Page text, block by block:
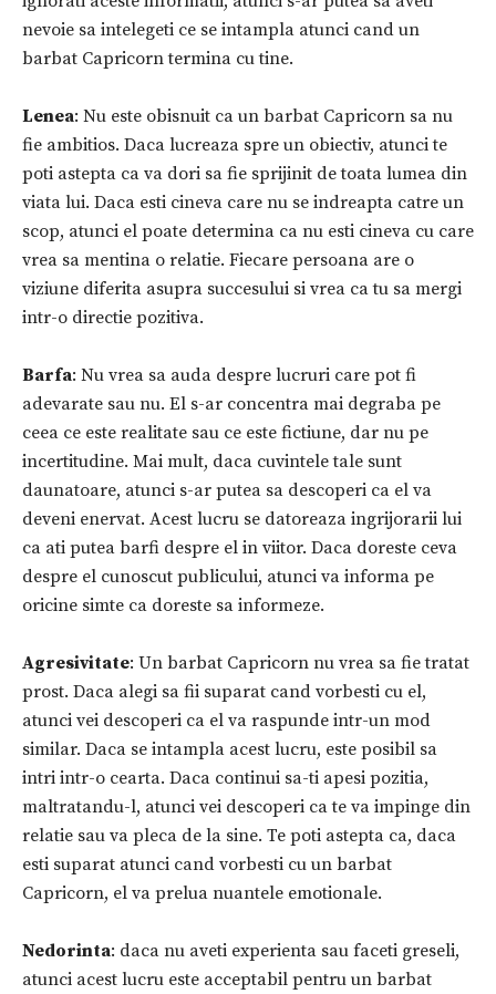
nevoie sa intelegeti ce se intampla atunci cand un
barbat Capricorn termina cu tine.
Lenea: Nu este obisnuit ca un barbat Capricorn sa nu
fie ambitios. Daca lucreaza spre un obiectiv, atunci te
poti astepta ca va dori sa fie sprijinit de toata lumea din
viata lui. Daca esti cineva care nu se indreapta catre un
scop, atunci el poate determina ca nu esti cineva cu care
vrea sa mentina o relatie. Fiecare persoana are o
viziune diferita asupra succesului si vrea ca tu sa mergi
intr-o directie pozitiva.
Barfa: Nu vrea sa auda despre lucruri care pot fi
adevarate sau nu. El s-ar concentra mai degraba pe
ceea ce este realitate sau ce este fictiune, dar nu pe
incertitudine. Mai mult, daca cuvintele tale sunt
daunatoare, atunci s-ar putea sa descoperi ca el va
deveni enervat. Acest lucru se datoreaza ingrijorarii lui
ca ati putea barfi despre el in viitor. Daca doreste ceva
despre el cunoscut publicului, atunci va informa pe
oricine simte ca doreste sa informeze.
Agresivitate: Un barbat Capricorn nu vrea sa fie tratat
prost. Daca alegi sa fii suparat cand vorbesti cu el,
atunci vei descoperi ca el va raspunde intr-un mod
similar. Daca se intampla acest lucru, este posibil sa
intri intr-o cearta. Daca continui sa-ti apesi pozitia,
maltratandu-l, atunci vei descoperi ca te va impinge din
relatie sau va pleca de la sine. Te poti astepta ca, daca
esti suparat atunci cand vorbesti cu un barbat
Capricorn, el va prelua nuantele emotionale.
Nedorinta: daca nu aveti experienta sau faceti greseli,
atunci acest lucru este acceptabil pentru un barbat